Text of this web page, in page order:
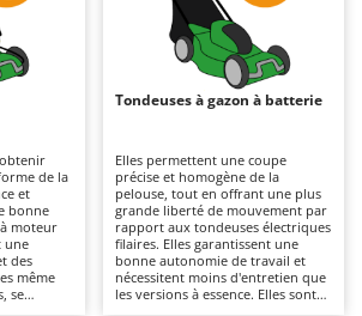
feuilles sur roues
piscine
pour tracteurs
traitements
de la
et
bonne
moteur
une
des
même
se
Tondeuses à gazon à batterie
Elles permettent une coupe
précise et homogène de la
pelouse, tout en offrant une plus
grande liberté de mouvement par
rapport aux tondeuses électriques
filaires. Elles garantissent une
bonne autonomie de travail et
nécessitent moins d'entretien que
les versions à essence. Elles sont